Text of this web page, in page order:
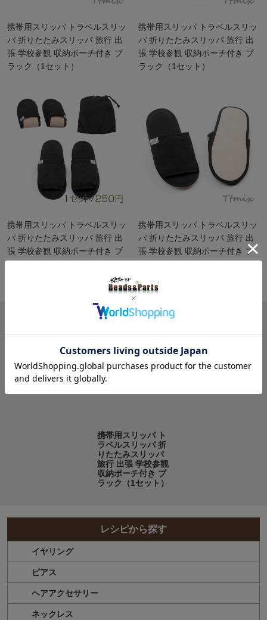
携帯用スリッパ トラベルスリッ
パ 折りたたみスリッパ 旅行 出
張 学校参観 収納ポーチ付き ブ
ラック（1セット）
携帯用スリッパ トラベルスリッ
パ 折りたたみスリッパ 旅行 出
張 学校参観 収納ポーチ付き ブ
ラック（1セット）
携帯用スリッパ トラベルスリッ
パ 折りたたみスリッパ 旅行 出
張 学校参観 収納ポーチ付き ブ
携帯用スリッパ トラベルスリッ
パ 折りたたみスリッパ 旅行 出
張 学校参観 収納ポーチ付き ブ
携帯用スリッパ ト
ラベルスリッパ 折
りたたみスリッパ
旅行 出張 学校参観
収納ポーチ付き ブ
ラック（1セット）
レシピから探す
イヤリング
ピアス
ヘアアクセサリー
ネックレス